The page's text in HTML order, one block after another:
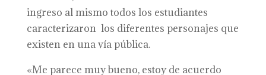
ingreso al mismo todos los estudiantes
caracterizaron los diferentes personajes que
existen en una vía pública.
«Me parece muy bueno, estoy de acuerdo